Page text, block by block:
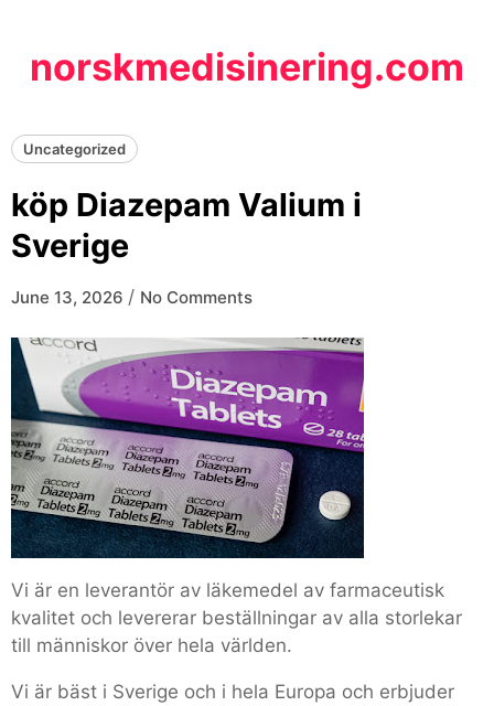
contentnorskmedisinering.com
Uncategorized
köp Diazepam Valium i
Sverige
June 13, 2026 / No Comments
Vi är en leverantör av läkemedel av farmaceutisk
kvalitet och levererar beställningar av alla storlekar
till människor över hela världen.
Vi är bäst i Sverige och i hela Europa och erbjuder